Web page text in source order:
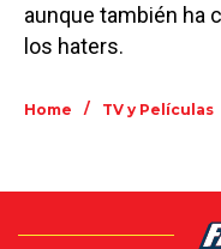
aunque también ha
los haters.
Home / TV y Películas